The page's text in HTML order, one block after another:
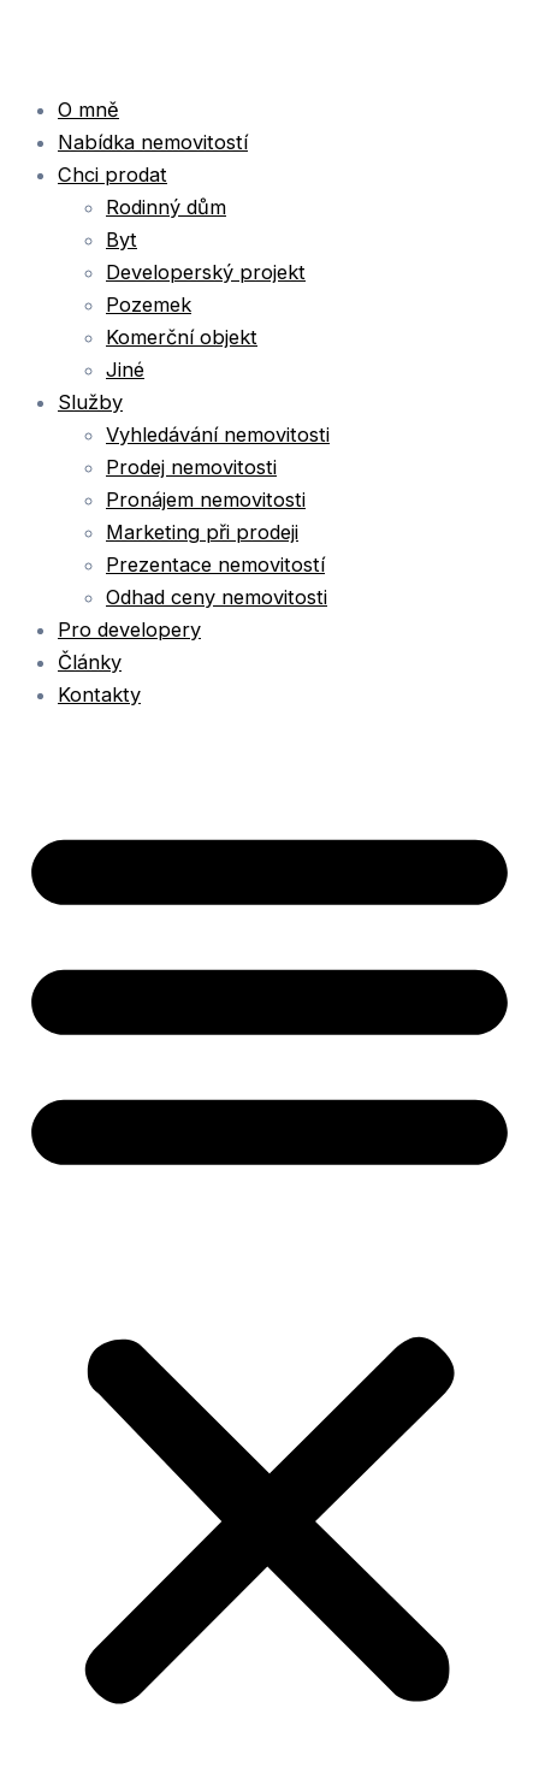
O mně
Nabídka nemovitostí
Chci prodat
Rodinný dům
Byt
Developerský projekt
Pozemek
Komerční objekt
Jiné
Služby
Vyhledávání nemovitosti
Prodej nemovitosti
Pronájem nemovitosti
Marketing při prodeji
Prezentace nemovitostí
Odhad ceny nemovitosti
Pro developery
Články
Kontakty